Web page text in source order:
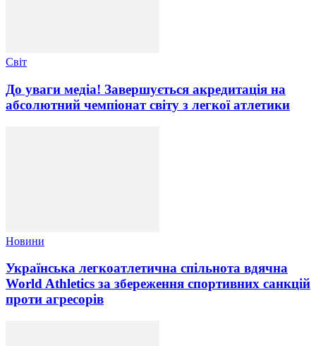
Світ
До уваги медіа! Завершується акредитація на
абсолютний чемпіонат світу з легкої атлетики
Новини
Українська легкоатлетична спільнота вдячна
World Athletics за збереження спортивних санкцій
проти агресорів